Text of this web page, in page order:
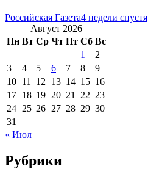
Российская Газета4 недели спустя
Август 2026
Пн Вт Ср Чт Пт Сб Вс
1
2
3
4 5 6 7 8
9
10 11 12 13 14 15 16
17 18 19 20 21 22 23
24 25 26 27 28 29 30
31
« Июл
Рубрики